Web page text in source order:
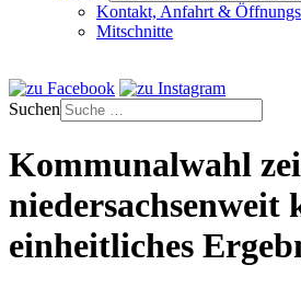
Kontakt, Anfahrt &
Mitschnitte
Suchen
Kommunalwahl
niedersachsenweit
einheitliches